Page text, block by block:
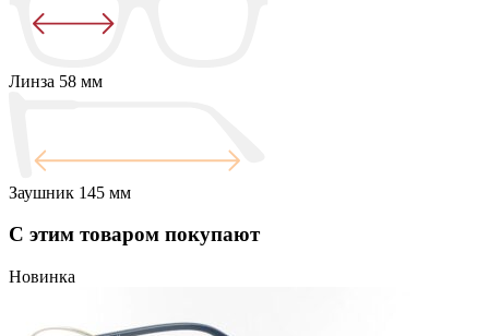
Линза 58 мм
Заушник 145 мм
С этим товаром покупают
Новинка